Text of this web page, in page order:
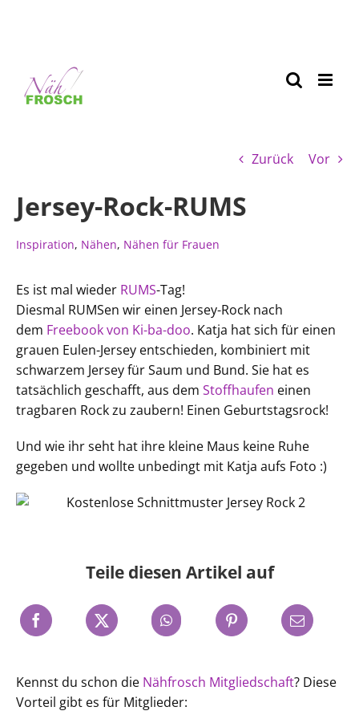
Zurück Vor
Jersey-Rock-RUMS
Inspiration, Nähen, Nähen für Frauen
Es ist mal wieder RUMS-Tag!
Diesmal RUMSen wir einen Jersey-Rock nach
dem Freebook von Ki-ba-doo. Katja hat sich für einen
grauen Eulen-Jersey entschieden, kombiniert mit
schwarzem Jersey für Saum und Bund. Sie hat es
tatsächlich geschafft, aus dem Stoffhaufen einen
tragbaren Rock zu zaubern! Einen Geburtstagsrock!
Und wie ihr seht hat ihre kleine Maus keine Ruhe
gegeben und wollte unbedingt mit Katja aufs Foto :)
Teile diesen Artikel auf
Kennst du schon die Nähfrosch Mitgliedschaft? Diese
Vorteil gibt es für Mitglieder: